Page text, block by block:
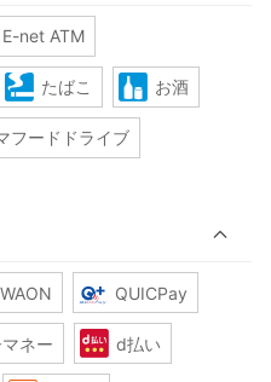
E-net ATM
たばこ お酒
フードドライブ
WAON QUICPay
ネー d払い